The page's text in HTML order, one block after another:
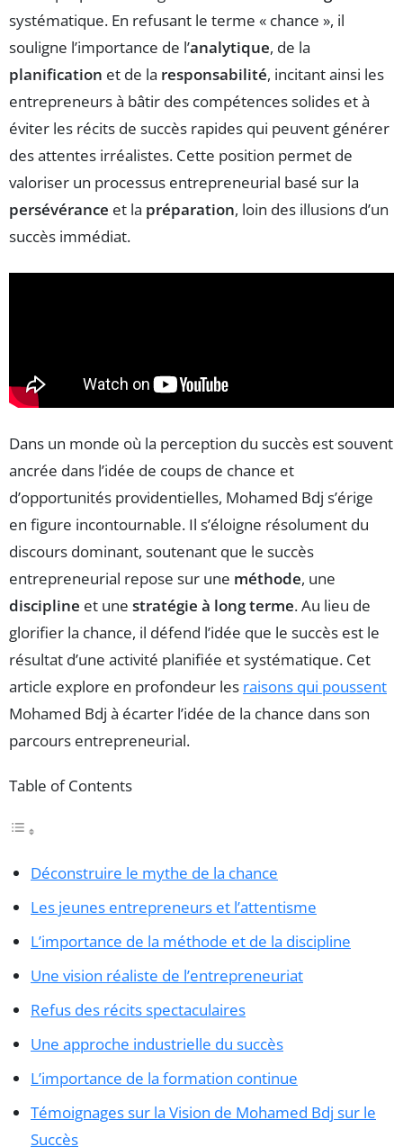
systématique. En refusant le terme « chance », il
souligne l’importance de l’analytique, de la
planification et de la responsabilité, incitant ainsi les
entrepreneurs à bâtir des compétences solides et à
éviter les récits de succès rapides qui peuvent générer
des attentes irréalistes. Cette position permet de
valoriser un processus entrepreneurial basé sur la
persévérance et la préparation, loin des illusions d’un
succès immédiat.
Dans un monde où la perception du succès est souvent
ancrée dans l’idée de coups de chance et
d’opportunités providentielles, Mohamed Bdj s’érige
en figure incontournable. Il s’éloigne résolument du
discours dominant, soutenant que le succès
entrepreneurial repose sur une méthode, une
discipline et une stratégie à long terme. Au lieu de
glorifier la chance, il défend l’idée que le succès est le
résultat d’une activité planifiée et systématique. Cet
article explore en profondeur les raisons qui poussent
Mohamed Bdj à écarter l’idée de la chance dans son
parcours entrepreneurial.
Table of Contents
Déconstruire le mythe de la chance
Les jeunes entrepreneurs et l’attentisme
L’importance de la méthode et de la discipline
Une vision réaliste de l’entrepreneuriat
Refus des récits spectaculaires
Une approche industrielle du succès
L’importance de la formation continue
Témoignages sur la Vision de Mohamed Bdj sur le
Succès